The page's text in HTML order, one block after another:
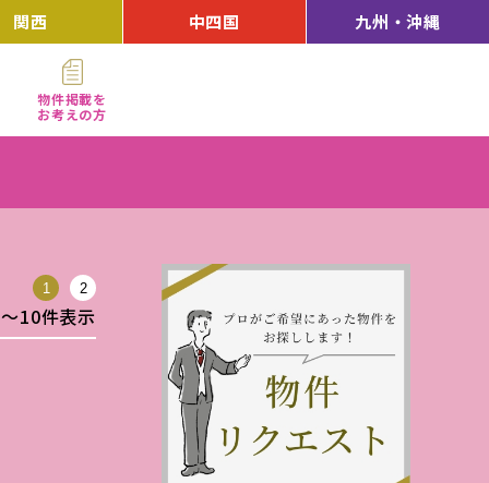
関西 中四国 九州・沖縄
物件掲載を
お考えの方
1 2
10件表示